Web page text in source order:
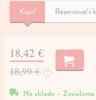
Kúpiť Rezervovať v
18,42 €
18,99 € ?
Na sklade –